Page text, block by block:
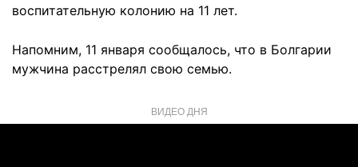
воспитательную колонию на 11 лет.
Напомним, 11 января сообщалось, что в Болгарии
мужчина расстрелял свою семью.
ВИДЕО ДНЯ